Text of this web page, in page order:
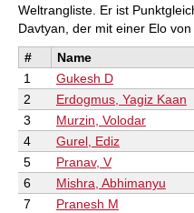
Weltrangliste. Er ist
Davtyan, der mit einer Elo
#
Name
1
Gukesh D
2
Erdogmus, Yagiz Kaan
3
Murzin, Volodar
4
Gurel, Ediz
5
Pranav, V
6
Mishra, Abhimanyu
7
Pranesh M